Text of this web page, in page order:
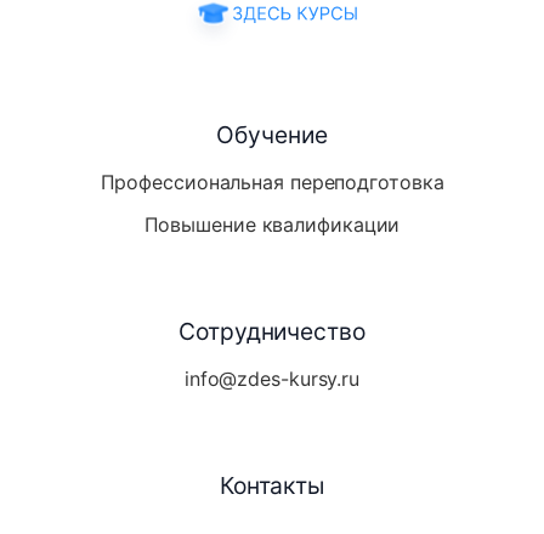
Обучение
Профессиональная переподготовка
Повышение квалификации
Сотрудничество
info@zdes-kursy.ru
Контакты